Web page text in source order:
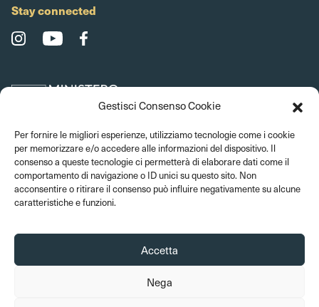
Gestisci Consenso Cookie
Per fornire le migliori esperienze, utilizziamo tecnologie come i cookie
per memorizzare e/o accedere alle informazioni del dispositivo. Il
consenso a queste tecnologie ci permetterà di elaborare dati come il
comportamento di navigazione o ID unici su questo sito. Non
acconsentire o ritirare il consenso può influire negativamente su alcune
caratteristiche e funzioni.
Accetta
Nega
Stay connected